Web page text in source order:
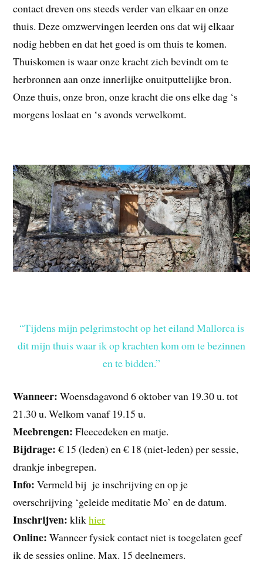
contact dreven ons steeds verder van elkaar en onze
thuis. Deze omzwervingen leerden ons dat wij elkaar
nodig hebben en dat het goed is om thuis te komen.
Thuiskomen is waar onze kracht zich bevindt om te
herbronnen aan onze innerlijke onuitputtelijke bron.
Onze thuis, onze bron, onze kracht die ons elke dag ‘s
morgens loslaat en ‘s avonds verwelkomt.
“Tijdens mijn pelgrimstocht op het eiland Mallorca is
dit mijn thuis waar ik op krachten kom om te bezinnen
en te bidden.”
Wanneer: Woensdagavond 6 oktober van 19.30 u. tot
21.30 u. Welkom vanaf 19.15 u.
Meebrengen: Fleecedeken en matje.
Bijdrage: € 15 (leden) en € 18 (niet-leden) per sessie,
drankje inbegrepen.
Info: Vermeld bij je inschrijving en op je
overschrijving ‘geleide meditatie Mo’ en de datum.
Inschrijven: klikhier
Online: Wanneer fysiek contact niet is toegelaten geef
ik de sessies online. Max. 15 deelnemers.